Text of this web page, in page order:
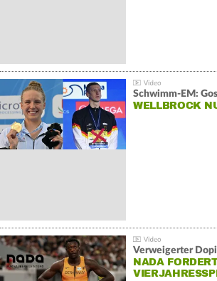
Schwimm-EM:
WELLBROCK
Verweigerter
NADA